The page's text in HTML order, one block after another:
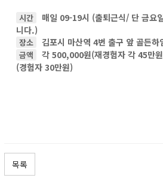
시간
매일 09-19시 (출퇴근식/ 단 금요
니다.)
장소 김포시 마산역 4번 출구 앞 골든
금액
각 500,000원(재경험자 각 45만
(경험자 30만원)
목록